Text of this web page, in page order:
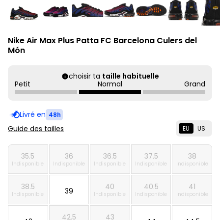
Nike Air Max Plus Patta FC Barcelona Culers del
Món
choisir ta taille habituelle
Petit
Normal Grand
Livré en 48h
Guide des tailles EU US
35.5
Indisponible
36
Indisponible
36.5
Indisponible
37.5
Indisponible
38
Indisponible
38.5
Indisponible 39 40
Indisponible
40.5
Indisponible
41
Indisponible
42.5 43